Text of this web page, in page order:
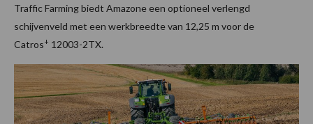
Traffic Farming biedt Amazone een optioneel verlengd
schijvenveld met een werkbreedte van 12,25 m voor de
Catros+ 12003-2TX.